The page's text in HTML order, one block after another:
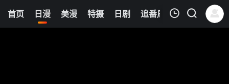
首页 日漫 美漫 特摄 日剧 追番周表 今日更新
0